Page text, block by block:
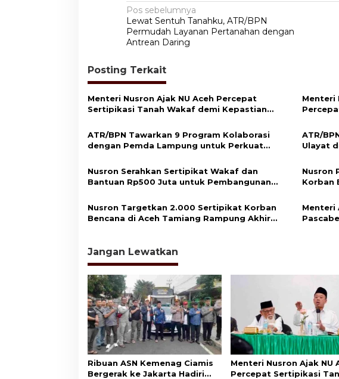
N
a
v
i
g
a
s
i
p
s
Pos sebelumnya
Lewat Sentuh Tanahku, ATR/BPN
Permudah Layanan Pertanahan dengan
Antrean Daring
Posting Terkait
Menteri Nusron Ajak NU Aceh Percepat
Sertipikasi Tanah Wakaf demi Kepastian
Menteri
ATR/BPN Tawarkan 9 Program Kolaborasi
dengan Pemda Lampung untuk Perkuat
ATR/
Ulayat
Nusron Serahkan Sertipikat Wakaf dan
Bantuan Rp500 Juta untuk Pembangunan
Nusron
Korban
Nusron Targetkan 2.000 Sertipikat Korban
Bencana di Aceh Tamiang Rampung Akhir
Menteri
Jangan Lewatkan
Ribuan ASN Kemenag Ciamis
Bergerak ke Jakarta Hadiri
Menteri Nusron Ajak NU
Percepat Sertipikasi